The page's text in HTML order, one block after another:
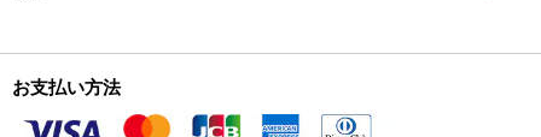
お支払い方法